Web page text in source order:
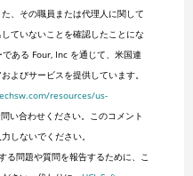
、その職員または代理人に関して
ていないことを確認したことにな
ある Four, Inc を通じて、米国連
よびサービスを提供しています。
resources/us-
い合わせください。このコメント
しないでください。
る問題や質問を報告するために、こ